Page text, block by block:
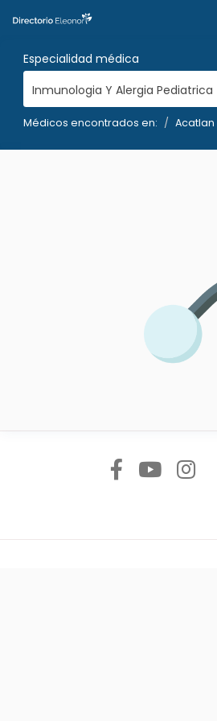
Especialidad médica
Inmunologia Y Alergia Pediatrica
Médicos encontrados en: Acatlan